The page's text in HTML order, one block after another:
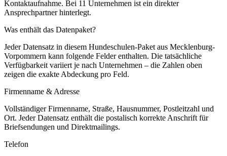
Kontaktaufnahme. Bei 11 Unternehmen ist ein direkter
Ansprechpartner hinterlegt.
Was enthält das Datenpaket?
Jeder Datensatz in diesem Hundeschulen-Paket aus Mecklenburg-
Vorpommern kann folgende Felder enthalten. Die tatsächliche
Verfügbarkeit variiert je nach Unternehmen – die Zahlen oben
zeigen die exakte Abdeckung pro Feld.
Firmenname & Adresse
Vollständiger Firmenname, Straße, Hausnummer, Postleitzahl und
Ort. Jeder Datensatz enthält die postalisch korrekte Anschrift für
Briefsendungen und Direktmailings.
Telefon